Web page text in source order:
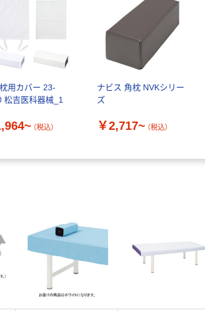
用カバー 23-
松吉医科器械_1
（税込）
ナビス 角枕 NVKシリー
ズ
￥2,717~ （税込）